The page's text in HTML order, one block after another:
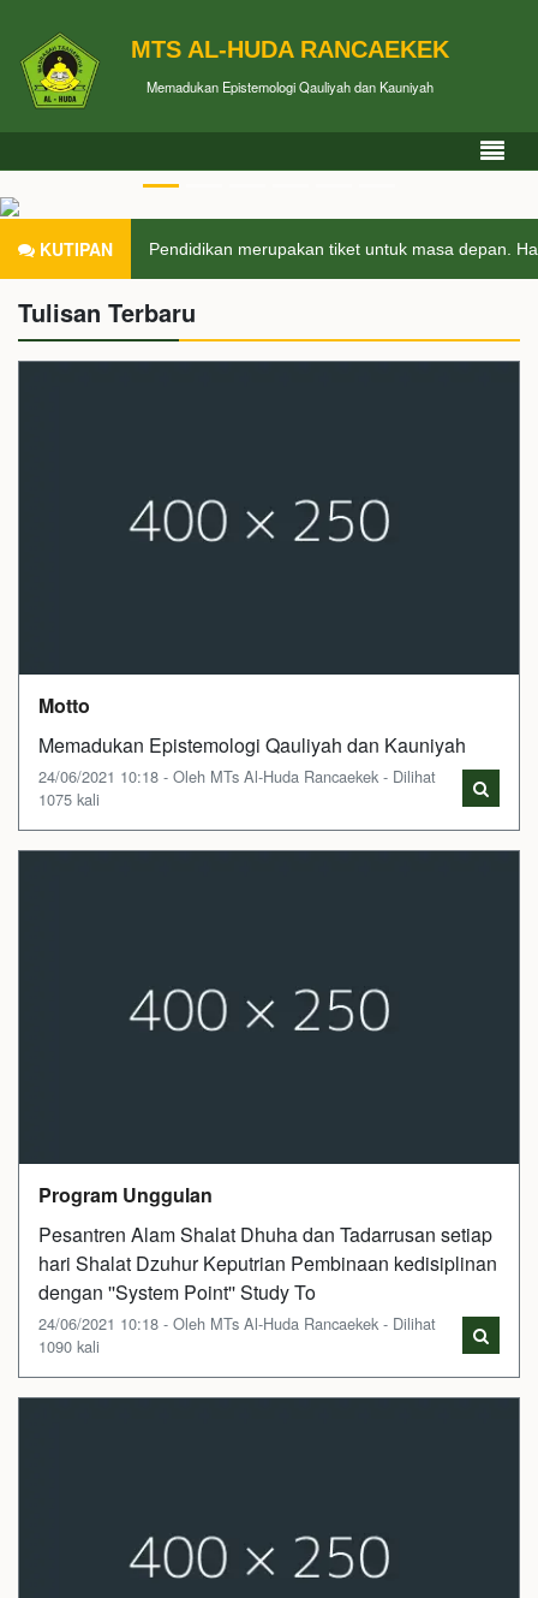
MTS AL-HUDA RANCAEKEK
Memadukan Epistemologi Qauliyah dan Kauniyah
KUTIPAN Pendidikan merupakan tiket untuk masa depan.
Tulisan Terbaru
Motto
Memadukan Epistemologi Qauliyah dan Kauniyah
24/06/2021 10:18 - Oleh MTs Al-Huda Rancaekek - Dilihat
1075 kali
Program Unggulan
Pesantren Alam Shalat Dhuha dan Tadarrusan setiap
hari Shalat Dzuhur Keputrian Pembinaan kedisiplinan
dengan ''System Point'' Study To
24/06/2021 10:18 - Oleh MTs Al-Huda Rancaekek - Dilihat
1090 kali